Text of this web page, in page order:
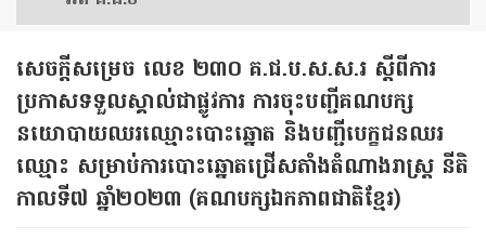
សេចក្តីសម្រេច លេខ ២៣០ គ.ជ.ប.ស.ស.រ ស្តីពីការ
ប្រកាសទទួលស្គាល់ជាផ្លូវការ ការចុះបញ្ជីគណបក្ស
នយោបាយឈរឈ្មោះបោះឆ្នោត និងបញ្ជីបេក្ខជនឈរ
ឈ្មោះ សម្រាប់ការបោះឆ្នោតជ្រើសតាំងតំណាងរាស្ត្រ នីតិ
កាលទី៧ ឆ្នាំ២០២៣ (គណបក្សឯកភាពជាតិខ្មែរ)